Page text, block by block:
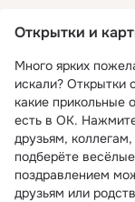
Открытки и
Много ярких
искали? Открытки
какие прикольные
есть в ОК.
друзьям,
подберёте
поздравлением
друзьям или